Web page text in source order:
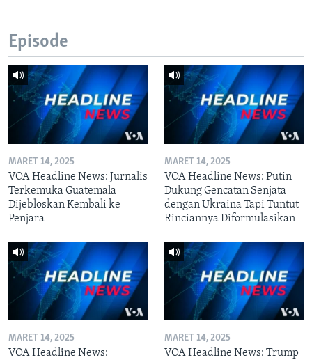
Episode
MARET 14, 2025
VOA Headline News: Jurnalis
Terkemuka Guatemala
Dijebloskan Kembali ke
Penjara
MARET 14, 2025
VOA Headline News: Putin
Dukung Gencatan Senjata
dengan Ukraina Tapi Tuntut
Rinciannya Diformulasikan
MARET 14, 2025
VOA Headline News:
MARET 14, 2025
VOA Headline News: Trump